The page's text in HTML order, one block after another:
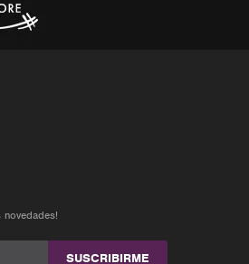
SUSCRIBIRME